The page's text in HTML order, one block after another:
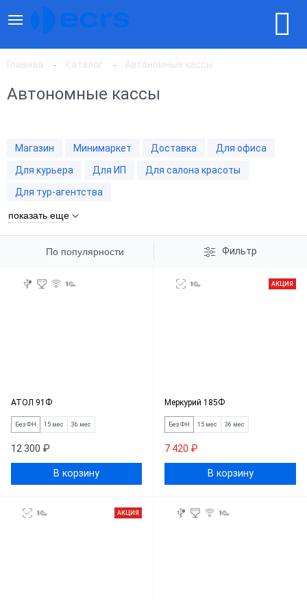
Главная Каталог Автономные кассы
Автономные кассы
Магазин Минимаркет Доставка
Для офиса
Для курьера
Для ИП
Для салона красоты
Для тур-агентства
показать еще
По популярности Фильтр
По цене, по возрастанию
АТОЛ 91Ф
Без ФН 15 мес 36 мес
12 300 ₽
В корзину
АКЦИЯ
Меркурий 185Ф
Без ФН 15 мес 36 мес
7 420 ₽
В корзину
АКЦИЯ